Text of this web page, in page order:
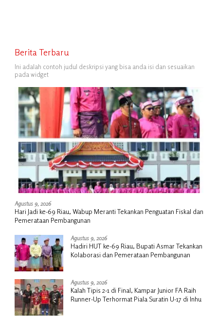
Berita Terbaru
Ini adalah contoh judul deskripsi yang bisa anda isi dan sesuaikan
pada widget
Agustus 9, 2026
Hari Jadi ke-69 Riau, Wabup Meranti Tekankan Penguatan Fiskal dan
Pemerataan Pembangunan
Agustus 9, 2026
Hadiri HUT ke-69 Riau, Bupati Asmar Tekankan
Kolaborasi dan Pemerataan Pembangunan
Agustus 9, 2026
Kalah Tipis 2-1 di Final, Kampar Junior FA Raih
Runner-Up Terhormat Piala Suratin U-17 di Inhu